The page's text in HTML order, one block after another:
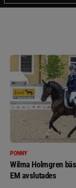
PONNY
Wilma Holmgren
EM avslutades